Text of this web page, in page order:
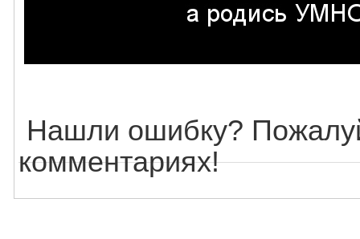
Нашли ошибку?
комментариях!